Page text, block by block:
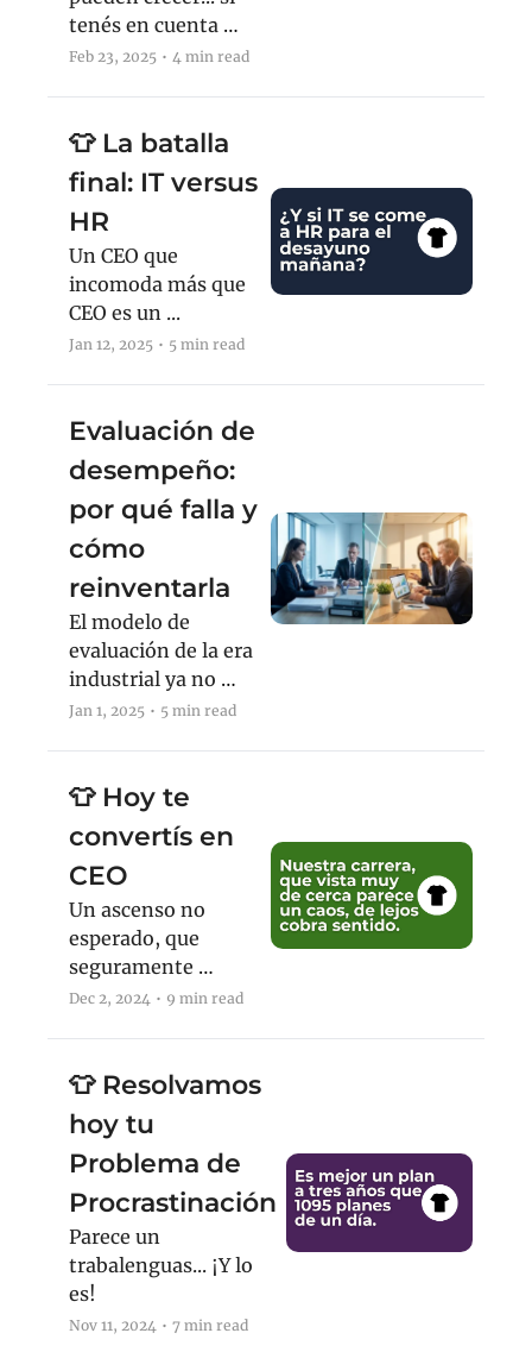
tenés en cuenta
este "secreto".
Feb 23, 2025 • 4 min read
👕 La batalla
final: IT versus
HR
Un CEO que
incomoda más que
CEO es un ...
Jan 12, 2025 • 5 min read
Evaluación de
desempeño:
por qué falla y
cómo
reinventarla
El modelo de
evaluación de la era
industrial ya no
sirve. Un ex-CEO
cómo reinventarlo
para que funcione
de verdad.
Jan 1, 2025 • 5 min read
👕 Hoy te
convertís en
CEO
Un ascenso no
esperado, que
seguramente
lamentarás
Dec 2, 2024 • 9 min read
👕 Resolvamos
hoy tu
Problema de
Procrastinación
Parece un
trabalenguas... ¡Y lo
es!
Nov 11, 2024 • 7 min read